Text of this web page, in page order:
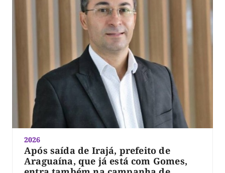
2026
Após saída de Irajá, prefeito de
Araguaína, que já está com Gomes,